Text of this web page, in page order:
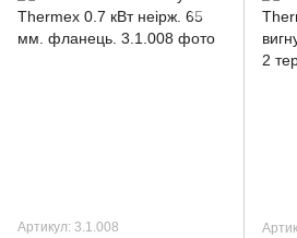
Артикул: 3.1.008